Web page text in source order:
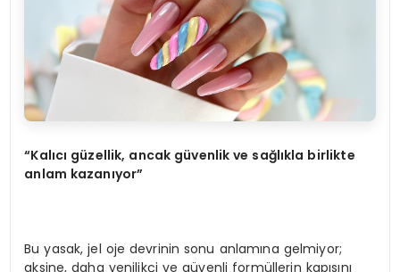
“Kalıcı güzellik, ancak güvenlik ve sağlıkla birlikte
anlam kazanıyor”
Bu yasak, jel oje devrinin sonu anlamına gelmiyor;
aksine, daha yenilikçi ve güvenli formüllerin kapısını